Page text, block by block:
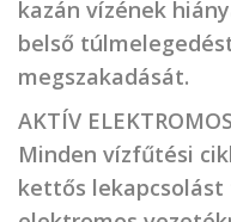
kazán vízének
belső
megszakadását.
AKTÍV
Minden vízfűtési
kettős